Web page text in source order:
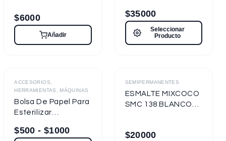
$6000
Añadir
$35000
Seleccionar
Producto
ACCESORIOS,
HERRAMIENTAS, MÁQUINAS
Bolsa De Papel Para
Esterilizar
$500 - $1000
Destacado
SEMIPERMANENTES
ESMALTE MIXCOCO
SMC 138 BLANCO
$20000